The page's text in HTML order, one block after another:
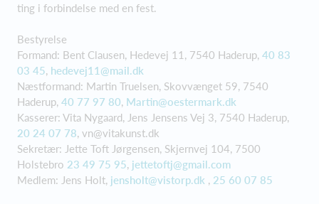
ting i forbindelse med en fest.
Bestyrelse
Formand: Bent Clausen, Hedevej 11, 7540 Haderup, 40 83
03 45 hedevej11@mail.dk
Næstformand: Martin Truelsen, Skovvænget 59, 7540
Haderup, 40 77 97 80 Martin@oestermark.dk
Kasserer: Vita Nygaard, Jens Jensens Vej 3, 7540 Haderup,
20 24 07 78 vn@vitakunst.dk
Sekretær: Jette Toft Jørgensen, Skjernvej 104, 7500
Holstebro 23 49 75 95 jettetoftj@gmail.com
Medlem: Jens Holt, jensholt@vistorp.dk 25 60 07 85